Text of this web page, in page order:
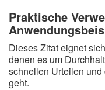
Praktische
Dieses Zitat eignet
denen es um
schnellen Urteilen
geht.